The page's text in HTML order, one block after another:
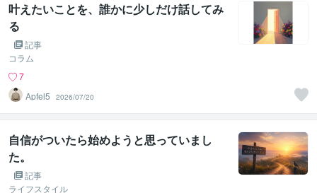
叶えたいことを、誰かに少しだけ話してみ
る
記事
コラム
7
Apfel5
2026/07/20
自信がついたら始めようと思っていまし
た。
記事
ライフスタイル